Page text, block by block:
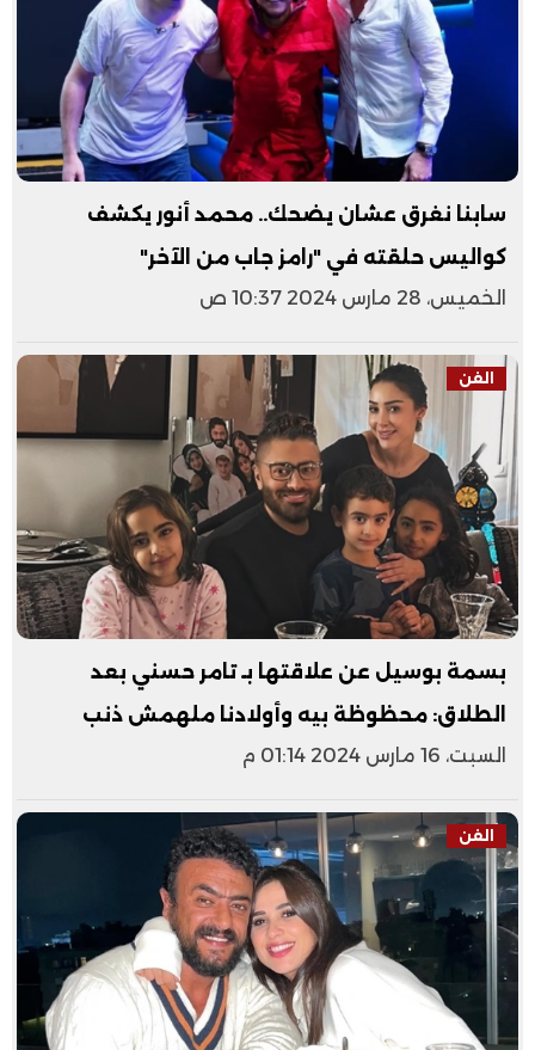
سابنا نغرق عشان يضحك.. محمد أنور يكشف
كواليس حلقته في "رامز جاب من الآخر"
الخميس، 28 مارس 2024 10:37 ص
الفن
بسمة بوسيل عن علاقتها بـ تامر حسني بعد
الطلاق: محظوظة بيه وأولادنا ملهمش ذنب
السبت، 16 مارس 2024 01:14 م
الفن